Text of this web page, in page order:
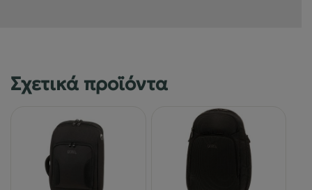
Σχετικά προϊόντα